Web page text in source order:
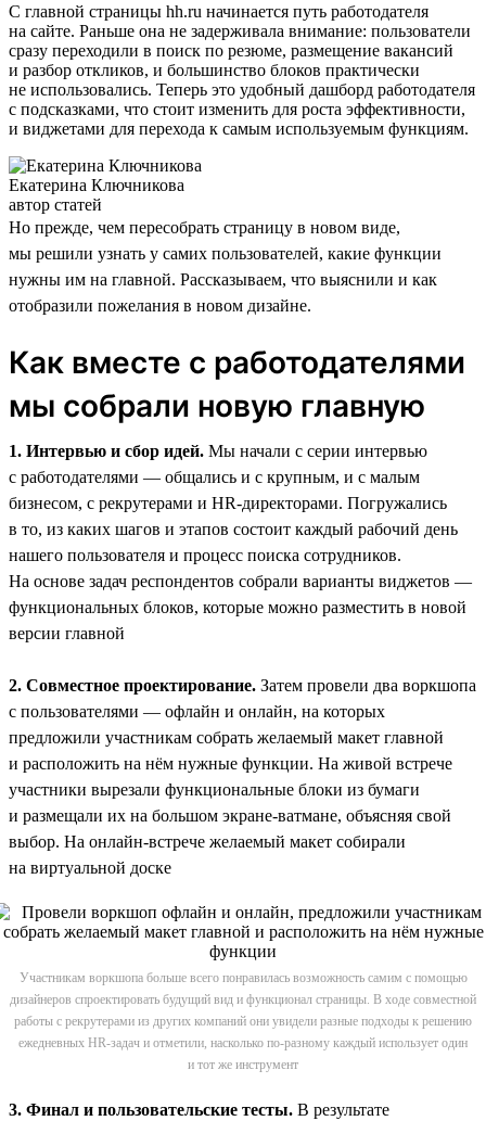
C главной страницы hh.ru начинается путь работодателя
на сайте. Раньше она не задерживала внимание: пользователи
сразу переходили в поиск по резюме, размещение вакансий
и разбор откликов, и большинство блоков практически
не использовались. Теперь это удобный дашборд работодателя
с подсказками, что стоит изменить для роста эффективности,
и виджетами для перехода к самым используемым функциям.
Екатерина Ключникова
автор статей
Но прежде, чем пересобрать страницу в новом виде,
мы решили узнать у самих пользователей, какие функции
нужны им на главной. Рассказываем, что выяснили и как
отобразили пожелания в новом дизайне.
Как вместе с работодателями
мы собрали новую главную
1. Интервью и сбор идей. Мы начали с серии интервью
с работодателями — общались и с крупным, и с малым
бизнесом, с рекрутерами и HR-директорами. Погружались
в то, из каких шагов и этапов состоит каждый рабочий день
нашего пользователя и процесс поиска сотрудников.
На основе задач респондентов собрали варианты виджетов —
функциональных блоков, которые можно разместить в новой
версии главной
2. Совместное проектирование. Затем провели два воркшопа
с пользователями — офлайн и онлайн, на которых
предложили участникам собрать желаемый макет главной
и расположить на нём нужные функции. На живой встрече
участники вырезали функциональные блоки из бумаги
и размещали их на большом экране-ватмане, объясняя свой
выбор. На онлайн-встрече желаемый макет собирали
на виртуальной доске
Участникам воркшопа больше всего понравилась возможность самим с помощью
дизайнеров спроектировать будущий вид и функционал страницы. В ходе совместной
работы с рекрутерами из других компаний они увидели разные подходы к решению
ежедневных HR-задач и отметили, насколько по-разному каждый использует один
и тот же инструмент
3. Финал и пользовательские тесты. В результате